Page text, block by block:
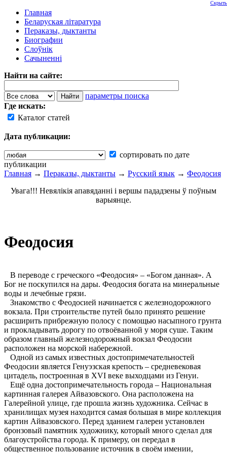
Главная
Беларуская літаратура
Пераказы, дыктанты
Биографии
Слоўнік
Сачыненні
Найти на сайте:
параметры поиска
Где искать:
Каталог статей
Дата публикации:
сортировать по дате
публикации
Скрыть
Главная → Пераказы, дыктанты → Русский язык → Феодосия
Увага!!! Невялікія апавяданні і вершы пададзены ў поўным
варыянце.
Феодосия
В переводе с греческого «Феодосия» – «Богом данная». А
Бог не поскупился на дары. Феодосия богата на минеральные
воды и лечебные грязи.
Знакомство с Феодосией начинается с железнодорожного
вокзала. При строительстве путей было принято решение
расширить прибрежную полосу с помощью насыпного грунта
и прокладывать дорогу по отвоёванной у моря суше. Таким
образом главный железнодорожный вокзал Феодосии
расположен на морской набережной.
Одной из самых известных достопримечательностей
Феодосии является Генуэзская крепость – средневековая
цитадель, построенная в ХVI веке выходцами из Генуи.
Ещё одна достопримечательность города – Национальная
картинная галерея Айвазовского. Она расположена на
Галерейной улице, где прошла жизнь художника. Сейчас в
хранилищах музея находится самая большая в мире коллекция
картин Айвазовского. Перед зданием галереи установлен
бронзовый памятник художнику, который много сделал для
благоустройства города. К примеру, он передал в
общественное пользование источник в своём имении,